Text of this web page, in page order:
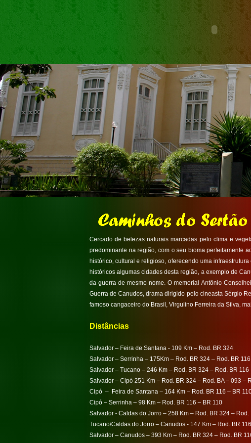
Cercado de belezas naturais marcadas pelo clima e
predominante na região, com o seu bioma perfeitamente
histórico, cultural e religioso, oferecendo uma
históricos algumas cidades desta região, a exemplo de
da guerra de mesmo nome. O memorial Antônio
Guerra de Canudos, drama dirigido pelo cineasta Sérgio
famoso cangaceiro do Brasil, Virgulino Ferreira da Silva,
Distâncias
Salvador – Feira de Santana - 109 Km – Rod. BR 324
Salvador – Serrinha – 175Km – Rod. BR 324 – Rod. BR 116
Salvador – Tucano – 246 Km – Rod. BR 324 – Rod. BR 116
Salvador – Cipó 251 Km – Rod. BR 324 – Rod. BA – 093 –
Cipó – Feira de Santana – 164 Km – Rod. BR 116 – BR
Cipó – Serrinha – 98 Km – Rod. BR 116 – BR 110
Salvador - Caldas do Jorro – 258 Km – Rod. BR 324 – Rod.
Tucano/Caldas do Jorro – Canudos - 147 Km – Rod. BR 116
Salvador – Canudos – 393 Km – Rod. BR 324 – Rod. BR